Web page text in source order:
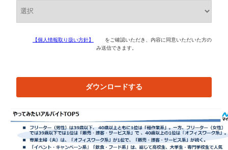
【個人情報取り扱い方針】
をご確認いただき、内容に同意いただいた方の
み送信できます。
ダウンロードする